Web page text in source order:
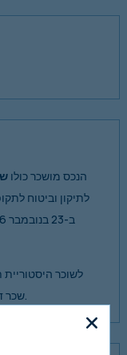
הנכס מושכר כולו
ב-23 בנובמבר 2026 בדמי שכירות חולפים של
לשוכר היסטוריית
שכר דירה בסך 11,250 ליש"ט מוחזק על ידי המשכיר.